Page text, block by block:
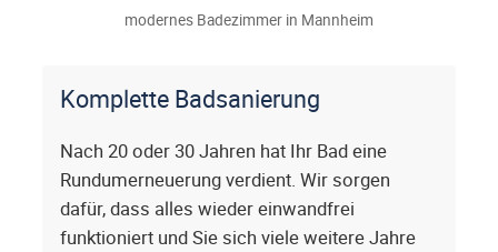
modernes Badezimmer in Mannheim
Komplette Badsanierung
Nach 20 oder 30 Jahren hat Ihr Bad eine
Rundumerneuerung verdient. Wir sorgen
dafür, dass alles wieder einwandfrei
funktioniert und Sie sich viele weitere Jahre